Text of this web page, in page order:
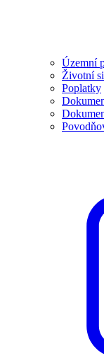
Územní
Životní
Poplatky